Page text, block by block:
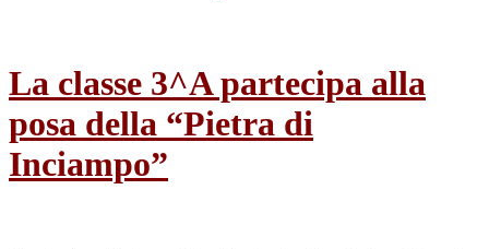
La classe 3^A partecipa alla
posa della “Pietra di
Inciampo”